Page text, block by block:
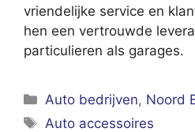
vriendelijke service en
hen een vertrouwde
particulieren als garages.
Categorieën
Auto bedrijven, Noord
Tags
Auto accessoires